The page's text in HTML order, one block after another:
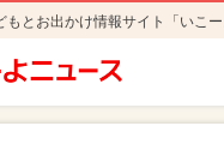
もとお出かけ情報サイト「いこ